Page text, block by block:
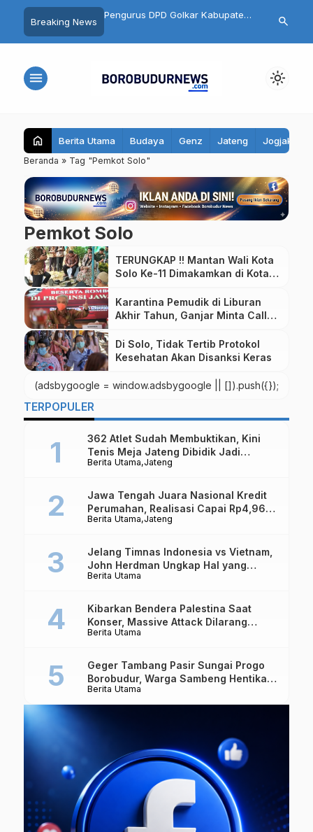
Breaking News
Desa untuk
Warga, Bukan
Pengurus DPD Golkar Kabupaten
Target 7 Kursi di Pemilu 2029
Sedot
search
menu light_mode
home Berita Utama Budaya Genz Jateng Jogjakarta
Beranda » Tag "Pemkot Solo"
Pemkot Solo
TERUNGKAP !! Mantan Wali Kota
Solo Ke-11 Dimakamkan di Kota
Karantina Pemudik di Liburan
Akhir Tahun, Ganjar Minta Call
Di Solo, Tidak Tertib Protokol
Kesehatan Akan Disanksi Keras
(adsbygoogle = window.adsbygoogle || []).push({});
TERPOPULER
Berita Utama Jateng
362 Atlet Sudah Membuktikan, Kini
Tenis Meja Jateng Dibidik Jadi
Kekuatan Nasional
Berita Utama Jateng
Jawa Tengah Juara Nasional Kredit
Perumahan, Realisasi Capai Rp4,96
Triliun
Berita Utama
Jelang Timnas Indonesia vs Vietnam,
John Herdman Ungkap Hal yang
Dipertaruhkan
Berita Utama
Kibarkan Bendera Palestina Saat
Konser, Massive Attack Dilarang
Masuk Singapura Lagi
Berita Utama
Geger Tambang Pasir Sungai Progo
Borobudur, Warga Sambeng Hentikan
Alat Berat dan Usir Truk